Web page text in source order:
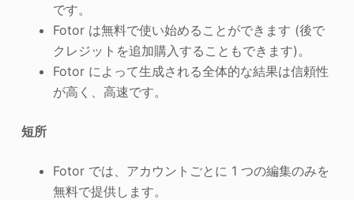
です。
Fotor は無料で使い始めることができます (後で
クレジットを追加購入することもできます)。
Fotor によって生成される全体的な結果は信頼性
が高く、高速です。
短所
Fotor では、アカウントごとに 1 つの編集のみを
無料で提供します。